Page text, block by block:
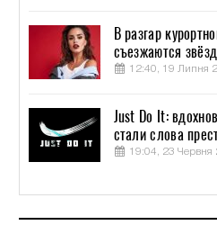
В разгар
съезжаются
12:40, 19 Липня
Just Do It:
стали слова
19:04, 23 Червня